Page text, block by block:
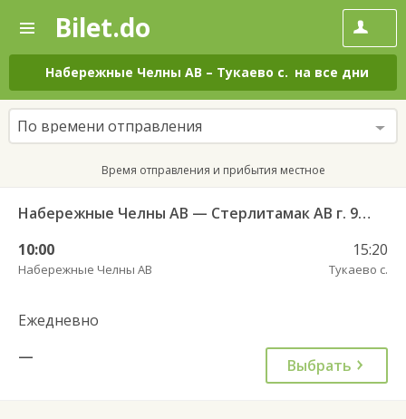
—
Поиск
и
покупка
билетов
на
автобус
онлайн
Bilet.do
Набережные Челны АВ – Тукаево с. на все дни
По времени отправления
Время отправления и прибытия местное
Набережные Челны АВ — Стерлитамак АВ г. 955
10:00
Набережные Челны АВ
15:20
Тукаево с.
Ежедневно
—
Выбрать